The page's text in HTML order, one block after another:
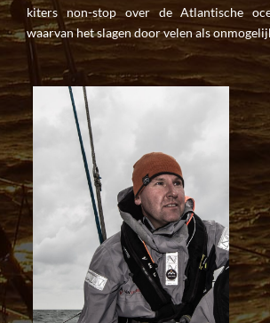
kiters non-stop over de Atlantische
waarvan het slagen door velen als